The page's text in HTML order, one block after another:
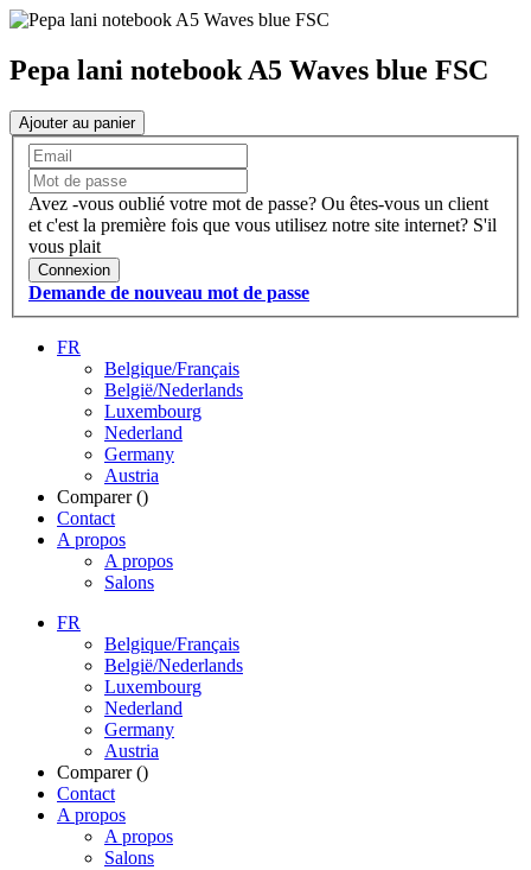
Pepa lani notebook A5 Waves blue FSC
Ajouter au panier
Avez -vous oublié votre mot de passe? Ou êtes-vous un client
et c'est la première fois que vous utilisez notre site internet? S'il
vous plait
Connexion
Demande de nouveau mot de passe
FR
Belgique/Français
België/Nederlands
Luxembourg
Nederland
Germany
Austria
Comparer ()
Contact
A propos
A propos
Salons
FR
Belgique/Français
België/Nederlands
Luxembourg
Nederland
Germany
Austria
Comparer ()
Contact
A propos
A propos
Salons